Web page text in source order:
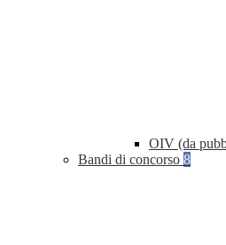
OIV (da
Bandi di concorso 8